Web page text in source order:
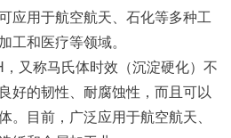
应用于航空航天、石化等多种工
工和医疗等领域。
又称马氏体时效（沉淀硬化）不
好的韧性、耐腐蚀性，而且可以
。目前，广泛应用于航空航天、